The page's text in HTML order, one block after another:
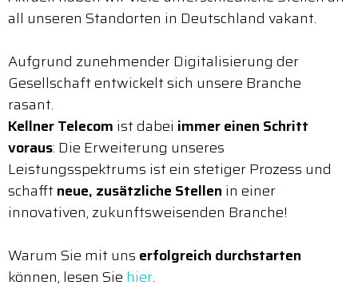
all unseren Standorten in Deutschland vakant.
Aufgrund zunehmender Digitalisierung der
Gesellschaft entwickelt sich unsere Branche
rasant.
Kellner Telecom ist dabei immer einen Schritt
voraus: Die Erweiterung unseres
Leistungsspektrums ist ein stetiger Prozess und
schafftneue, zusätzliche Stellen in einer
innovativen, zukunftsweisenden Branche!
Warum Sie mit uns erfolgreich durchstarten
können, lesen Sie hier.